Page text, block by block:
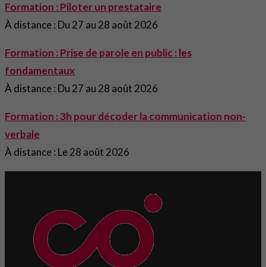
Formation : Piloter un prestataire
À distance : Du 27 au 28 août 2026
Formation : Prise de parole en public : les
fondamentaux
À distance : Du 27 au 28 août 2026
Formation : 3h pour décoder la communication non-
verbale
À distance : Le 28 août 2026